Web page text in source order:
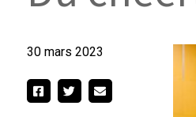
30 mars 2023